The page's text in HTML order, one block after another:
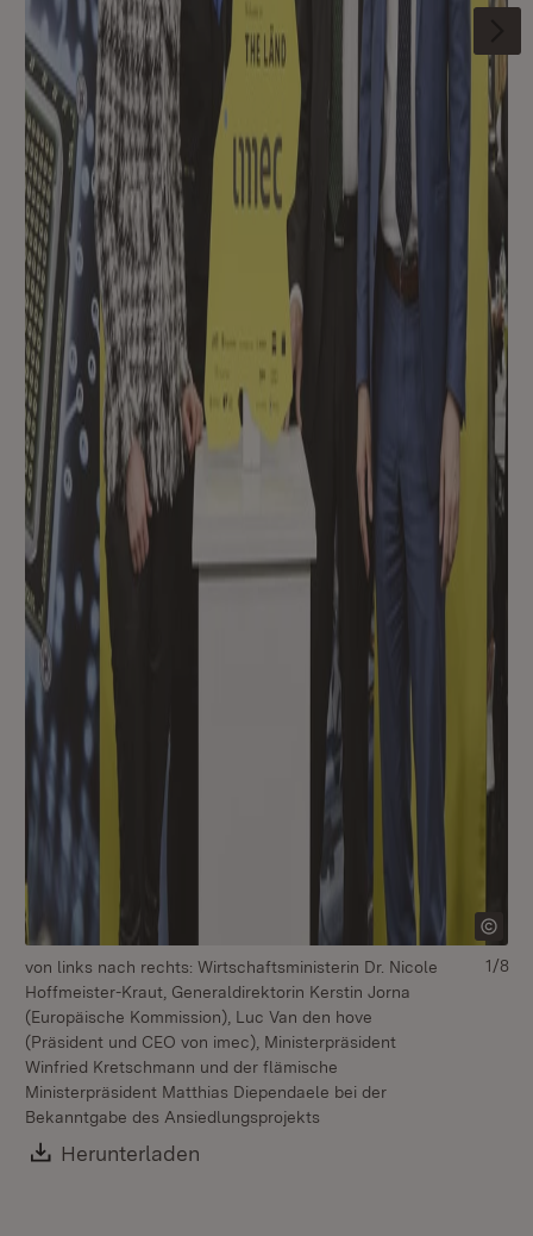
von links nach rechts: Wirtschaftsministerin Dr. Nicole
Hoffmeister-Kraut, Generaldirektorin Kerstin Jorna
(Europäische Kommission), Luc Van den hove
(Präsident und CEO von imec), Ministerpräsident
Winfried Kretschmann und der flämische
Ministerpräsident Matthias Diependaele bei der
Bekanntgabe des Ansiedlungsprojekts
Download:
Herunterladen
1/8